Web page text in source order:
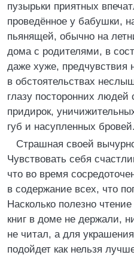
пузырьки приятных
проведённое у бабушки,
пьянящей, обычно на
дома с родителями, в
даже хуже, предчувствия
в обстоятельствах
глазу посторонних
придирок,
губ и насупленных бровей.
Страшная своей
Чувствовать себя
что во время
в содержание всех, что
Насколько полезно
книг в доме не держали,
не читал, а для
подойдет как нельзя